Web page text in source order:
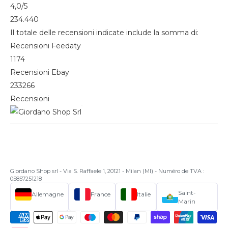
4,0/5
234.440
Il totale delle recensioni indicate include la somma di:
Recensioni Feedaty
1174
Recensioni Ebay
233266
Recensioni
Giordano Shop srl - Via S. Raffaele 1, 20121 - Milan (MI) - Numéro de TVA :
05857251218
Allemagne France Italie
Saint-
Marin